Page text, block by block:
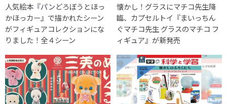
人気絵本『パンどろぼうとほっ
かほっカー』で描かれたシーン
がフィギュアコレクションにな
りました！全４シーン
懐かし！グラスにマチコ先生降
臨、カプセルトイ『まいっちん
ぐマチコ先生 グラスのマチコ フ
ィギュア』が新発売